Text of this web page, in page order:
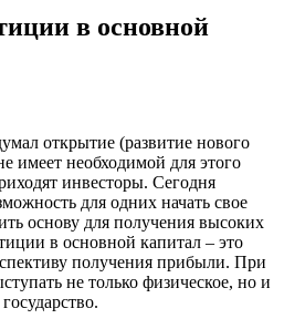
в основной
открытие (развитие нового
имеет необходимой для этого
инвесторы. Сегодня
для одних начать свое
основу для получения высоких
в основной капитал – это
получения прибыли. При
не только физическое, но и